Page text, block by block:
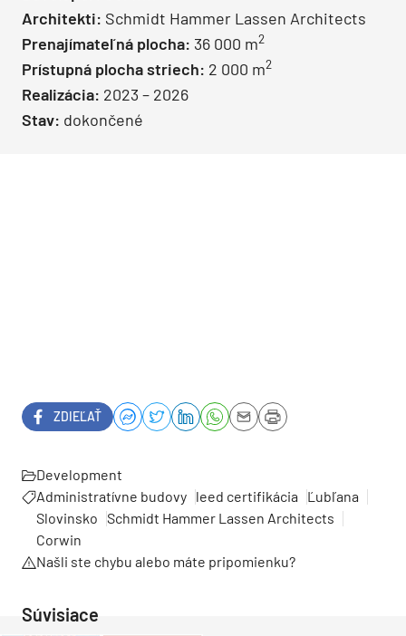
Architekti: Schmidt Hammer Lassen Architects
Prenajímateľná plocha: 36 000 m2
Prístupná plocha striech: 2 000 m2
Realizácia: 2023 – 2026
Stav: dokončené
ZDIEĽAŤ
Development
Administratívne budovy leed certifikácia
Ľubľana
Slovinsko Schmidt Hammer Lassen Architects
Corwin
Našli ste chybu alebo máte pripomienku?
Súvisiace